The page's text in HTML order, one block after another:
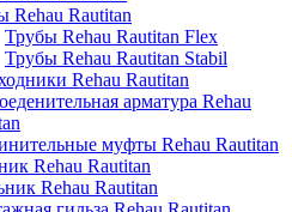
Rehau Rautitan
Трубы Rehau Rautitan Flex
Трубы Rehau Rautitan Stabil
Rehau Rautitan
арматура Rehau
муфты Rehau Rautitan
Rehau Rautitan
Rehau Rautitan